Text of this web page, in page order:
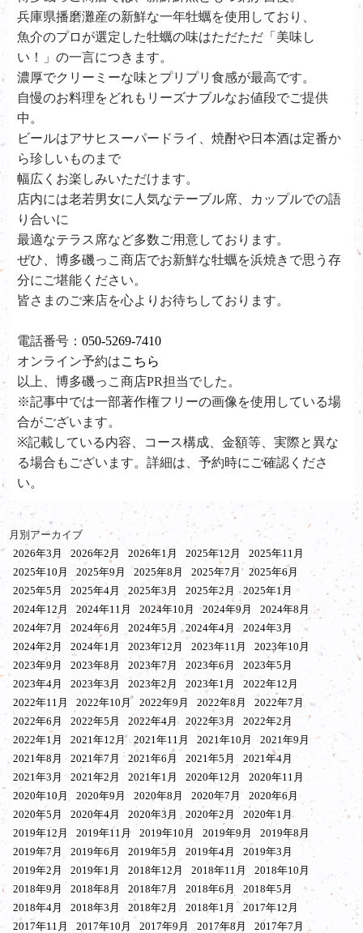
兵庫県播磨灘産の新鮮な一年牡蠣を使用しており、
魚介のプロが選定した牡蠣の味はただただ「美味し
い！」の一言につきます。
濃厚でクリーミーな味とプリプリ食感が最高です。
自慢のお料理をどれもリーズナブルなお値段でご提供
中。
ビールはアサヒスーパードライ、焼酎や日本酒は定番か
ら珍しいものまで
幅広くお楽しみいただけます。
店内には老若男女に人気なテーブル席、カップルでの語
り合いに
最適なテラス席など多数ご用意しております。
ぜひ、博多磯っこ商店でお新鮮な牡蠣を浜焼きで思う存
分にご堪能ください。
皆さまのご来店を心よりお待ちしております。
電話番号：050-5269-7410
オンライン予約はこちら
以上、博多磯っこ商店PR担当でした。
※記事中では一部著作権フリーの画像を使用している場
合がございます。
※記載している内容、コース構成、金額等、実際と異な
る場合もございます。詳細は、予約時にご確認くださ
い。
月別アーカイブ
2026年3月
2026年2月 2026年1月 2025年12月
2025年11月
2025年10月
2025年9月 2025年8月 2025年7月
2025年6月
2025年5月
2025年4月 2025年3月 2025年2月
2025年1月
2024年12月
2024年11月 2024年10月 2024年9月
2024年8月
2024年7月
2024年6月 2024年5月 2024年4月
2024年3月
2024年2月
2024年1月 2023年12月 2023年11月
2023年10月
2023年9月
2023年8月 2023年7月 2023年6月
2023年5月
2023年4月
2023年3月 2023年2月 2023年1月
2022年12月
2022年11月
2022年10月 2022年9月 2022年8月
2022年7月
2022年6月
2022年5月 2022年4月 2022年3月
2022年2月
2022年1月
2021年12月 2021年11月 2021年10月
2021年9月
2021年8月
2021年7月 2021年6月 2021年5月
2021年4月
2021年3月
2021年2月 2021年1月 2020年12月
2020年11月
2020年10月
2020年9月 2020年8月 2020年7月
2020年6月
2020年5月
2020年4月 2020年3月 2020年2月
2020年1月
2019年12月
2019年11月 2019年10月 2019年9月
2019年8月
2019年7月
2019年6月 2019年5月 2019年4月
2019年3月
2019年2月
2019年1月 2018年12月 2018年11月
2018年10月
2018年9月
2018年8月 2018年7月 2018年6月
2018年5月
2018年4月
2018年3月 2018年2月 2018年1月
2017年12月
2017年11月
2017年10月 2017年9月 2017年8月
2017年7月